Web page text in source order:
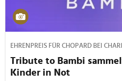
EHRENPREIS FÜR CHOPARD BEI
Tribute to Bambi
Kinder in Not